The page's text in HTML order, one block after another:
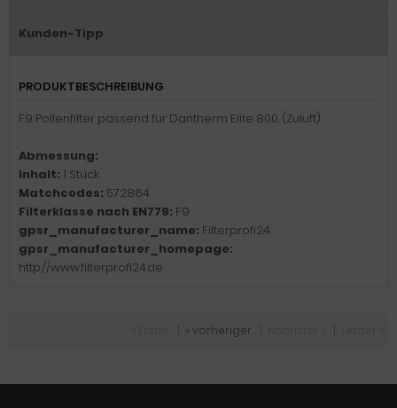
Kunden-Tipp
PRODUKTBESCHREIBUNG
F9 Pollenfilter passend für Dantherm Elite 800. (Zuluft)
Abmessung:
Inhalt: 1 Stück
Matchcodes: 572864
Filterklasse nach EN779: F9
gpsr_manufacturer_name: Filterprofi24
gpsr_manufacturer_homepage:
http://www.filterprofi24.de
« vorheriger